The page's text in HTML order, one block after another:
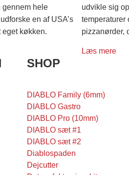
gennem hele
en af USA’s
eget køkken.
udvikle sig
temperaturer
pizzanørder,
Læs mere
SHOP
DIABLO Family (6mm)
DIABLO Gastro
DIABLO Pro (10mm)
DIABLO sæt #1
DIABLO sæt #2
Diablospaden
Dejcutter